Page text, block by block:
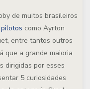
de muitos brasileiros
como Ayrton
entre tantos outros
que a grande maioria
dirigidas por esses
5 curiosidades